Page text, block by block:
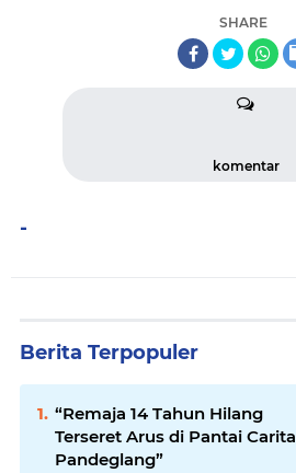
SHARE
komentar
-
Berita Terpopuler
“Remaja 14 Tahun Hilang
Terseret Arus di Pantai Carita
Pandeglang”